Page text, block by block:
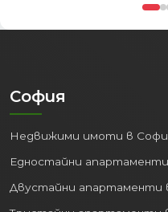
Този статут
поток от хора,
2.
София е
Най-
София
Недвижими имоти в
Едностайни
Двустайни апартаменти